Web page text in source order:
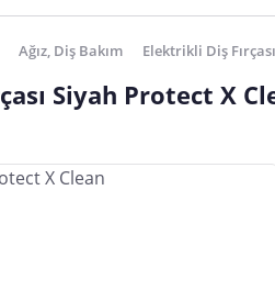
Ağız, Diş Bakım Elektrikli Diş
Siyah Protect X